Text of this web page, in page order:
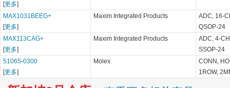
[更多]
MAX1031BEEG+
[更多]
Maxim Integrated Products
ADC, 16-
QSOP-24
MAX113CAG+
[更多]
Maxim Integrated Products
ADC, 4-
SSOP-24
51065-0300
[更多]
Molex
CONN,
1ROW,